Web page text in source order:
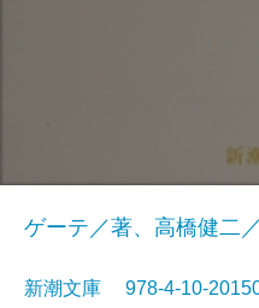
ゲーテ／著、高橋健二
新潮文庫 978-4-10-